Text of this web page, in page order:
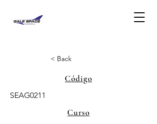
< Back
Código
SEAG0211
Curso